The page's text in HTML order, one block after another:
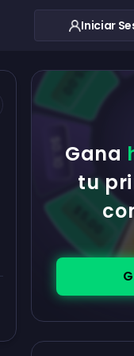
Iniciar
Gana
tu
$5.00
$0.10
$5.00